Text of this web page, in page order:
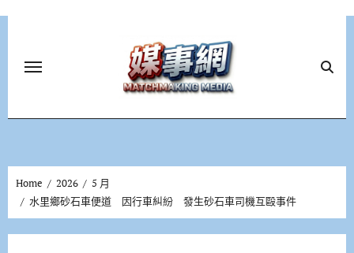
Home 2026
5 月
水里鄉砂石車便道 因行車糾紛 發生砂石車司機互毆事件